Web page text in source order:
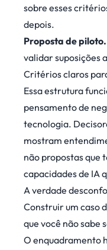
sobre esses
depois.
Proposta de piloto.
validar suposições
Critérios claros
Essa estrutura
pensamento de
tecnologia.
mostram
não propostas que
capacidades de IA
A verdade
Construir um caso
que você não sabe
O enquadramento